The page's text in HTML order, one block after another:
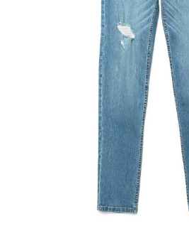
1011010520040965
bawełna 97%; elastan 3%
Podmiot odpowiedzialny
EuroTrade Tex Sp z o.o.
91-341, Łódź, Polska
Ten produkt nie ma pytań Możesz zadać